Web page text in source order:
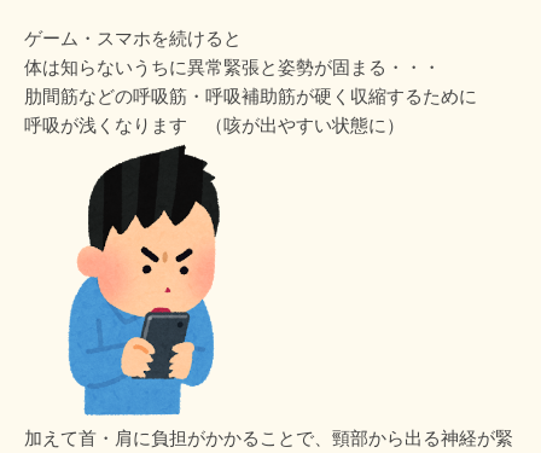
ゲーム・スマホを続けると
体は知らないうちに異常緊張と姿勢が固まる・・・
肋間筋などの呼吸筋・呼吸補助筋が硬く収縮するために
呼吸が浅くなります （咳が出やすい状態に）
加えて首・肩に負担がかかることで、頸部から出る神経が緊